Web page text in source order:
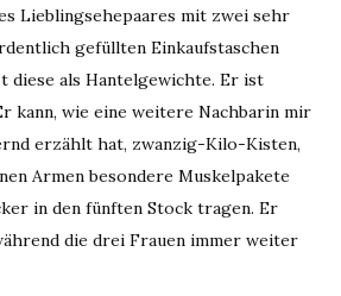
Lieblingsehepaares mit zwei sehr
gefüllten Einkaufstaschen
diese als Hantelgewichte. Er ist
kann, wie eine weitere Nachbarin mir
erzählt hat, zwanzig-Kilo-Kisten,
Armen besondere Muskelpakete
in den fünften Stock tragen. Er
die drei Frauen immer weiter